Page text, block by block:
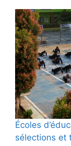
Écoles
sélections et